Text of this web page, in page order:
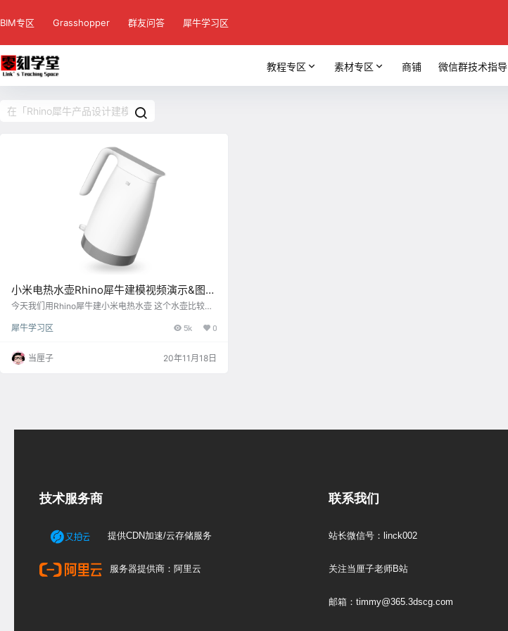
BIM专区 Grasshopper 群友问答 犀牛学习区
教程专区 素材专区 商铺 微信群技术指导
小米电热水壶Rhino犀牛建模视频演示&图文
教程（一）-壶嘴和把手的衔接
今天我们用Rhino犀牛建小米电热水壶 这个水壶比较难
视图和右视图 导入犀牛软件，导入图片可以先在水壶底
150，再选择直线和图片移动到0坐标 把壶身轮廓线勾
画出来，底部用Circle画出圆形 顶部用Rectangle矩形
犀牛学习区 5k 0
当厘子 20年11月18日
技术服务商
提供CDN加速/云存储服务
服务器提供商：阿里云
联系我们
站长微信号：linck002
关注当厘子老师B站
邮箱：timmy@365.3dscg.com